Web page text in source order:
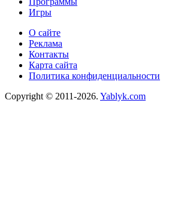
Игры
О сайте
Реклама
Контакты
Карта сайта
Политика конфиденциальности
Copyright © 2011-2026. Yablyk.сom